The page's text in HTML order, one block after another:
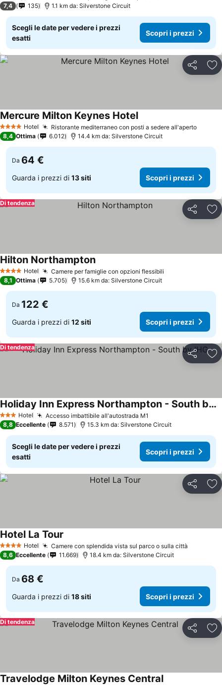
7,4 135 1.1 km da: Silverstone Circuit
Scegli le date per vedere i prezzi
esatti
Scopri i prezzi
Condividi
4 Stelle Hotel Ristorante mediterraneo con posti a sedere all'aperto
Mercure Milton Keynes Hotel
8,4 Ottima 6.012 14.4 km da: Silverstone Circuit
Da 64 €
Guarda i prezzi di 13 siti Scopri i prezzi
Condividi
Di tendenza
4 Stelle Hotel Camere per famiglie con opzioni flessibili
Hilton Northampton
8,1 Ottima 5.705 15.6 km da: Silverstone Circuit
Da 122 €
Guarda i prezzi di 12 siti Scopri i prezzi
Condividi
Di tendenza
3 StelleHotel Accesso imbattibile all'autostrada M1
Holiday Inn Express Northampton - South by IHG
8,8 Eccellente 8.571 15.3 km da: Silverstone Circuit
Scegli le date per vedere i prezzi
esatti
Scopri i prezzi
Condividi
4 Stelle Hotel Camere con splendida vista sul parco o sulla città
Hotel La Tour
8,6 Eccellente 11.669 18.4 km da: Silverstone Circuit
Da 68 €
Guarda i prezzi di 18 siti Scopri i prezzi
Condividi
Di tendenza
Travelodge Milton Keynes Central